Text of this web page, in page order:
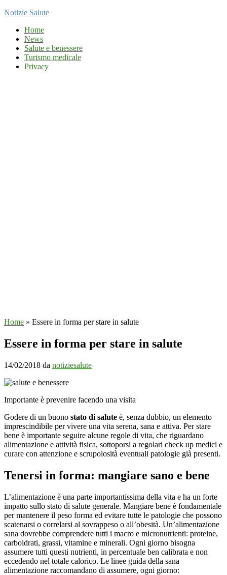
Notizie Salute
Home
News
Salute e benessere
Turismo medicale
Privacy
Home » Essere in forma per stare in salute
Essere in forma per stare in salute
14/02/2018 da notiziesalute
Importante è prevenire facendo una visita
Godere di un buono stato di salute è, senza dubbio, un elemento
imprescindibile per vivere una vita serena, sana e attiva. Per stare
bene è importante seguire alcune regole di vita, che riguardano
alimentazione e attività fisica, sottoporsi a regolari check up medici e
curare con attenzione e scrupolosità eventuali patologie già presenti.
Tenersi in forma: mangiare sano e bene
L’alimentazione è una parte importantissima della vita e ha un forte
impatto sullo stato di salute generale. Mangiare bene è fondamentale
per mantenere il peso forma ed evitare tutte le patologie che possono
scatenarsi o correlarsi al sovrappeso o all’obesità. Un’alimentazione
sana dovrebbe comprendere tutti i macro e micronutrienti: proteine,
carboidrati, grassi, vitamine e minerali. Ogni giorno bisogna
assumere tutti questi nutrienti, in percentuale ben calibrata e non
eccedendo nel totale calorico. Le linee guida della sana
alimentazione raccomandano di assumere, ogni giorno: